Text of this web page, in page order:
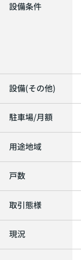
設備条件
設備(その他)
駐車場/月額
用途地域
戸数
取引態様
現況